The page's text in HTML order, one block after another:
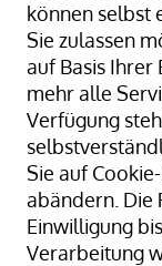
können selbst
Sie zulassen
auf Basis
mehr alle
Verfügung
Sie auf
abändern. Die
Einwilligung
Verarbeitung
Zum
Ende
der
Bildergalerie
springen